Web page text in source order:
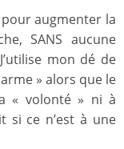
augmenter la
SANS aucune
mon dé de
» alors que le
« volonté » ni à
si ce n’est à une